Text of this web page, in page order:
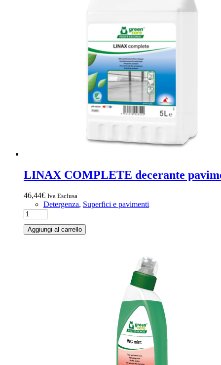
LINAX COMPLETE decerante
46,44€ Iva Esclusa
Detergenza, Superfici e pavimenti
Aggiungi al carrello